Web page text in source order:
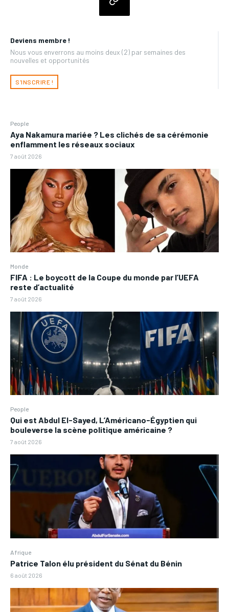
Deviens membre !
Nous vous enverrons au moins deux (2) par semaines des
nouvelles et opportunités
S'INSCRIRE !
People
Aya Nakamura mariée ? Les clichés de sa cérémonie
enflamment les réseaux sociaux
7 août 2026
Monde
FIFA : Le boycott de la Coupe du monde par l’UEFA
reste d’actualité
7 août 2026
People
Qui est Abdul El-Sayed, L’Américano-Égyptien qui
bouleverse la scène politique américaine ?
7 août 2026
Afrique
Patrice Talon élu président du Sénat du Bénin
6 août 2026